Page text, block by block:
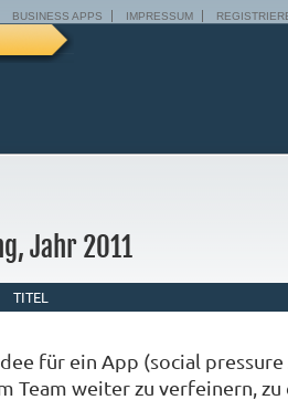
BUSINESS APPS IMPRESSUM
Jahr 2011
TITEL
für ein App (social
Team weiter zu verfeinern,